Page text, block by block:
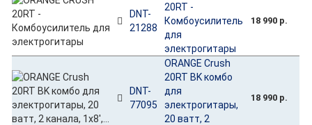
DNT-
21288
20RT -
Комбоусилитель
для
электрогитары
18 990 р.
DNT-
77095
ORANGE Crush
20RT BK комбо
для
электрогитары,
20 ватт, 2
18 990 р.